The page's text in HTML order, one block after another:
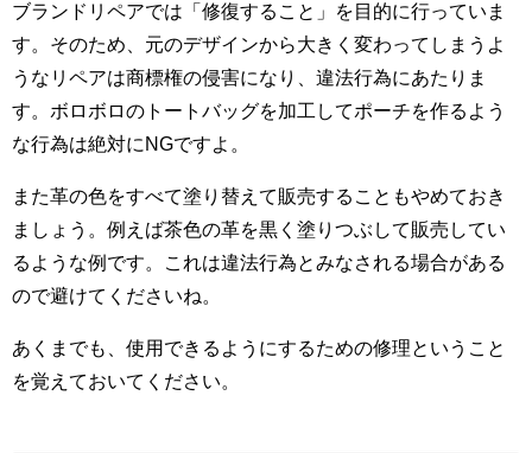
ブランドリペアでは「修復すること」を目的に行っていま
す。そのため、元のデザインから大きく変わってしまうよ
うなリペアは商標権の侵害になり、違法行為にあたりま
す。ボロボロのトートバッグを加工してポーチを作るよう
な行為は絶対にNGですよ。
また革の色をすべて塗り替えて販売することもやめておき
ましょう。例えば茶色の革を黒く塗りつぶして販売してい
るような例です。これは違法行為とみなされる場合がある
ので避けてくださいね。
あくまでも、使用できるようにするための修理ということ
を覚えておいてください。